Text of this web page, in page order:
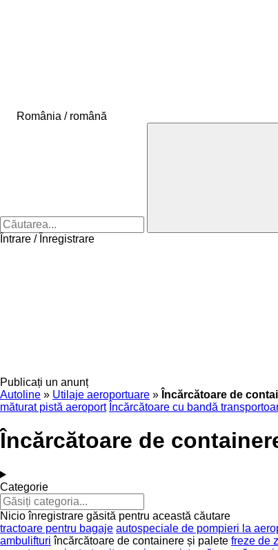
România / română
Întrare / Înregistrare
Publicați un anunț
Autoline » Utilaje aeroportuare » Încărcătoare de
măturat pistă aeroport Încărcătoare cu bandă
Încărcătoare de
Categorie
Nicio înregistrare găsită pentru această căutare
tractoare pentru bagaje autospeciale de pompieri la
ambulifturi încărcătoare de containere și palete freze de